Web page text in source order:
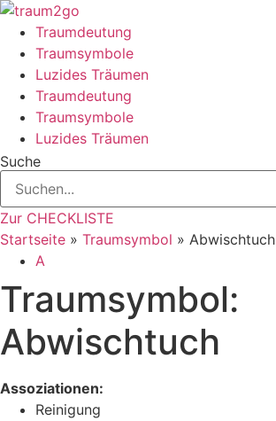
Zum
Inhalt
springen
Traumdeutung
Traumsymbole
Luzides Träumen
Traumdeutung
Traumsymbole
Luzides Träumen
Suche
Zur CHECKLISTE
Startseite » Traumsymbol » Abwischtuch
A
Traumsymbol:
Abwischtuch
Assoziationen:
Reinigung